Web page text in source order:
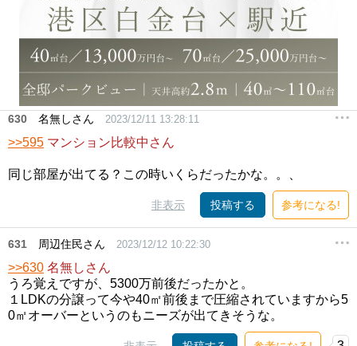
630 名無しさん 2023/12/11 13:28:11
>>595 マンション比較中さん
同じ部屋が出てる？この時いくらだったかな。。、
非表示 投稿する 参考になる!
631 周辺住民さん 2023/12/12 10:22:30
>>630 名無しさん
うろ覚えですが、5300万前後だったかと。
１LDKの分譲って今や40㎡前後まで圧縮されていますから5
0㎡オーバーというのもニーズが出てきそうな。